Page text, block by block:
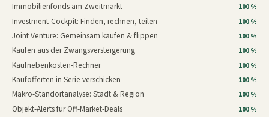
Immobilienfonds am Zweitmarkt 100 %
Investment-Cockpit: Finden, rechnen, teilen 100 %
Joint Venture: Gemeinsam kaufen & flippen 100 %
Kaufen aus der Zwangsversteigerung 100 %
Kaufnebenkosten-Rechner 100 %
Kaufofferten in Serie verschicken 100 %
Makro-Standortanalyse: Stadt & Region 100 %
Objekt-Alerts für Off-Market-Deals 100 %